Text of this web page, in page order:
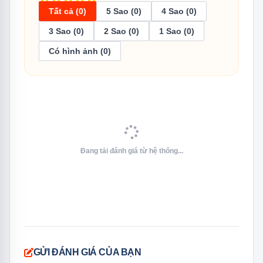
S5K Series 5K — phân khúc cao cấp 2025
CV2G Version 2G — thế hệ thứ 2 dòng này
Tất cả (0) 5 Sao (0) 4 Sao (0)
3 Sao (0) 2 Sao (0) 1 Sao (0)
Có hình ảnh (0)
Đang tải đánh giá từ hệ thống...
GỬI ĐÁNH GIÁ CỦA BẠN